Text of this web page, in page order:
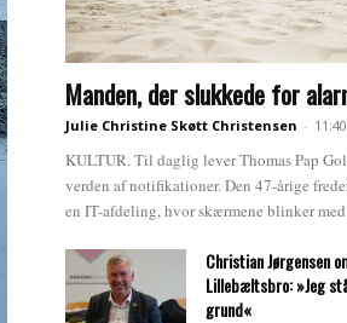
Manden, der slukkede for
Julie Christine Skøtt Christensen -
KULTUR. Til daglig lever Thomas Pap
verden af notifikationer. Den 47-årige
en IT-afdeling, hvor skærmene blinker
Christian Jørgensen
Lillebæltsbro: »Jeg
grund«